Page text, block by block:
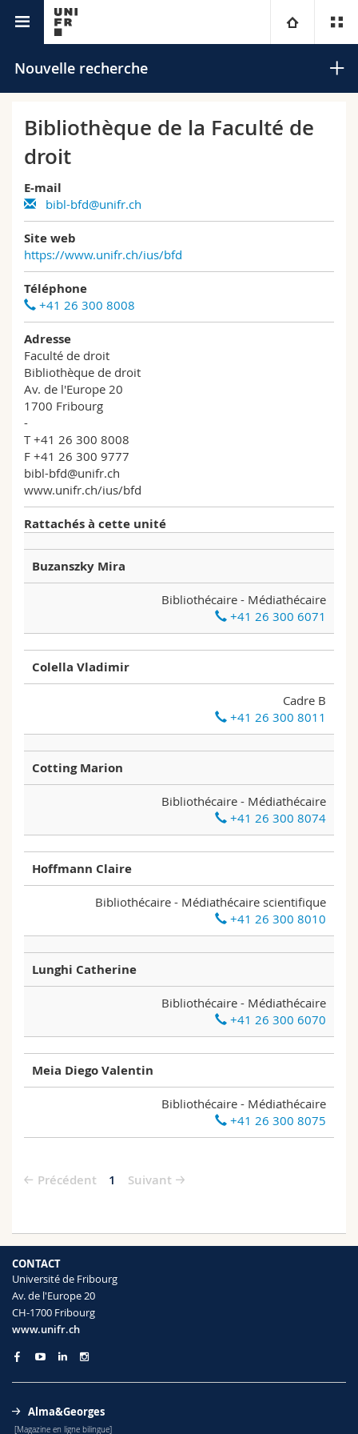
Université
Campus
Recherche
Université
Formation continue
Théologie
Droit
Sciences économiques et sociales et management
Lettres et sciences humaines
Sciences de l'éducation et de la formation
Sciences et médecine
Interfacultaire
Vous êtes
Futurs étudiants
Etudiants
Médias
Chercheurs
Collaborateurs
Doctorants
Ressources
Annuaire du personnel
Plan d'accès
Bibliothèques
Webmail
Programme des cours
MyUnifr
Nouvelle recherche
Rechercher
Recherche avancée
Bibliothèque de la Faculté de
droit
E-mail
bibl-bfd@unifr.ch
Site web
https://www.unifr.ch/ius/bfd
Téléphone
+41 26 300 8008
Adresse
Faculté de droit
Bibliothèque de droit
Av. de l'Europe 20
1700 Fribourg
-
T +41 26 300 8008
F +41 26 300 9777
bibl-bfd@unifr.ch
www.unifr.ch/ius/bfd
Rattachés à cette unité
Buzanszky Mira
Bibliothécaire - Médiathécaire
+41 26 300 6071
Colella Vladimir
Cadre B
+41 26 300 8011
Cotting Marion
Bibliothécaire - Médiathécaire
+41 26 300 8074
Hoffmann Claire
Bibliothécaire - Médiathécaire scientifique
+41 26 300 8010
Lunghi Catherine
Bibliothécaire - Médiathécaire
+41 26 300 6070
Meia Diego Valentin
Bibliothécaire - Médiathécaire
+41 26 300 8075
Précédent 1 Suivant
CONTACT
Université de Fribourg
Av. de l'Europe 20
CH-1700 Fribourg
www.unifr.ch
Alma&Georges
[Magazine en ligne bilingue]